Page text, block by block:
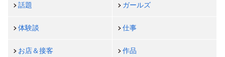
話題 ガールズ
体験談 仕事
お店＆接客 作品